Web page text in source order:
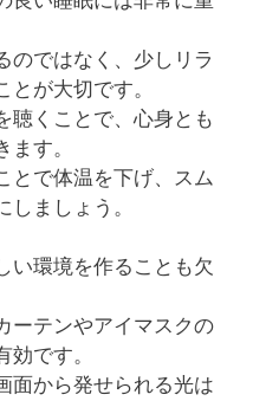
のではなく、少しリラ
が大切です。
聴くことで、心身とも
す。
とで体温を下げ、スム
ましょう。
い環境を作ることも欠
ーテンやアイマスクの
です。
面から発せられる光は